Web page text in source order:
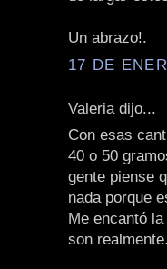
Un abrazo!.
17 DE
Valeria dijo...
Con esas
40 o 50
gente piense
nada porque
Me encantó
son